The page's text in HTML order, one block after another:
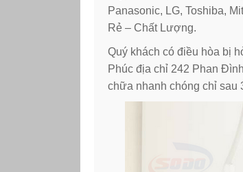
Panasonic, LG, Toshiba,
Rẻ – Chất Lượng.
Quý khách có điều hòa bị
Phúc địa chỉ 242 Phan
chữa nhanh chóng chỉ sau